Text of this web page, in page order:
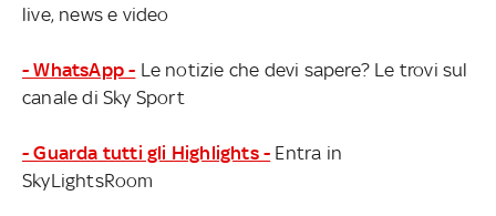
live, news e video
- WhatsApp - Le notizie che devi sapere? Le trovi sul
canale di Sky Sport
- Guarda tutti gli Highlights - Entra in
SkyLightsRoom